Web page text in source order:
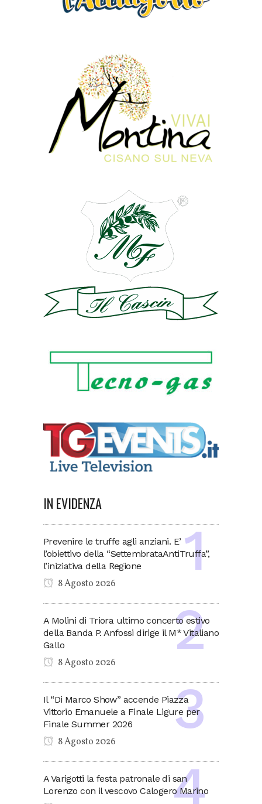
IN EVIDENZA
Prevenire le truffe agli anziani. E’
l’obiettivo della “SettembrataAntiTruffa”,
l’iniziativa della Regione
8 Agosto 2026
A Molini di Triora ultimo concerto estivo
della Banda P. Anfossi dirige il M* Vitaliano
Gallo
8 Agosto 2026
Il “Di Marco Show” accende Piazza
Vittorio Emanuele a Finale Ligure per
Finale Summer 2026
8 Agosto 2026
A Varigotti la festa patronale di san
Lorenzo con il vescovo Calogero Marino